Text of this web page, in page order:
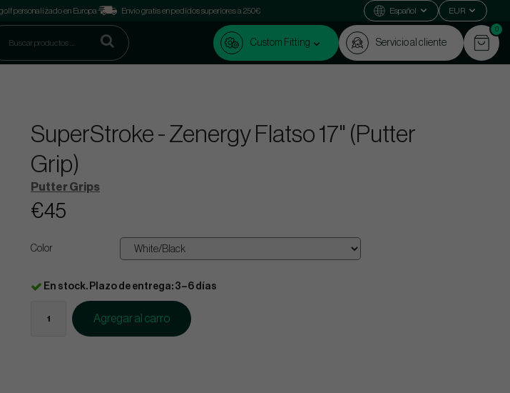
personalizado en Europa Envío gratis en pedidos superiores a 250€ Español EUR
Custom Fitting Servicio al cliente
0
SuperStroke - Zenergy Flatso 17" (Putter
Grip)
Putter Grips
€45
Color
En stock. Plazo de entrega: 3–6 días
Agregar al carro